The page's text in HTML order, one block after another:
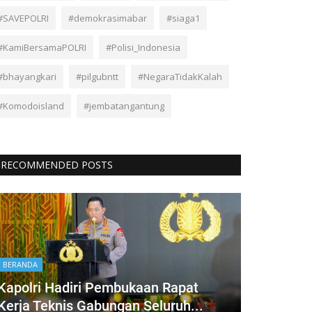
#demokrasimabar #siaga1
#Polisi_Indonesia
#pilgubntt #NegaraTidakKalah
#jembatangantung
RECOMMENDED POSTS
BERANDA
Hadiri Pembukaan Rapat
Teknis Gabungan Seluruh...